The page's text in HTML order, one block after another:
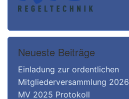
Neueste Beiträge
Einladung zur ordentlichen
Mitgliederversammlung 2026
MV 2025 Protokoll